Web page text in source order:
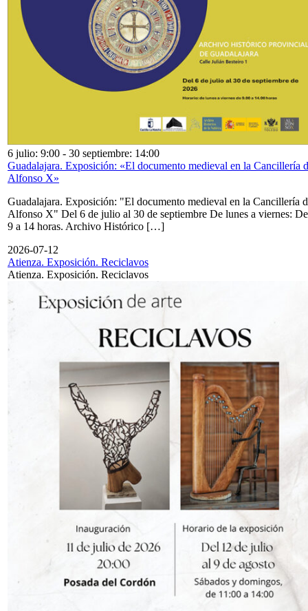
6 julio: 9:00 - 30 septiembre: 14:00
Guadalajara. Exposición: «El documento medieval en la Cancillería
Alfonso X»
Guadalajara. Exposición: "El documento medieval en la Cancillería
Alfonso X" Del 6 de julio al 30 de septiembre De lunes a viernes: De
9 a 14 horas. Archivo Histórico […]
2026-07-12
Atienza. Exposición. Reciclavos
Atienza. Exposición. Reciclavos